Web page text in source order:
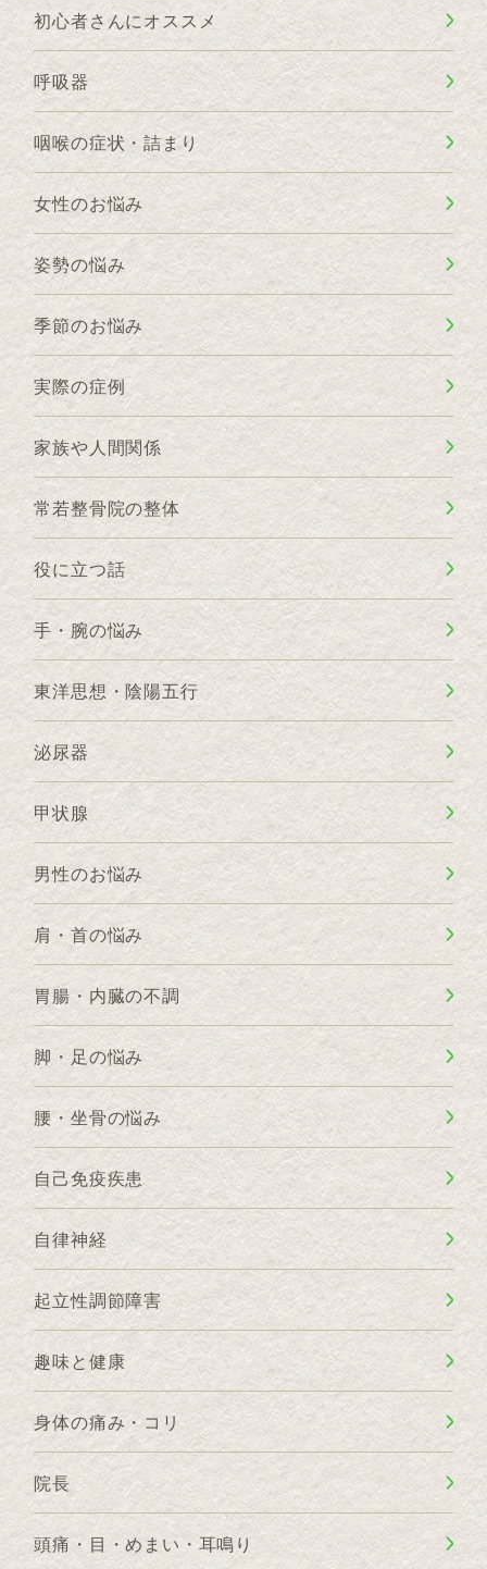
初心者さんにオススメ
呼吸器
咽喉の症状・詰まり
女性のお悩み
姿勢の悩み
季節のお悩み
実際の症例
家族や人間関係
常若整骨院の整体
役に立つ話
手・腕の悩み
東洋思想・陰陽五行
泌尿器
甲状腺
男性のお悩み
肩・首の悩み
胃腸・内臓の不調
脚・足の悩み
腰・坐骨の悩み
自己免疫疾患
自律神経
起立性調節障害
趣味と健康
身体の痛み・コリ
院長
頭痛・目・めまい・耳鳴り